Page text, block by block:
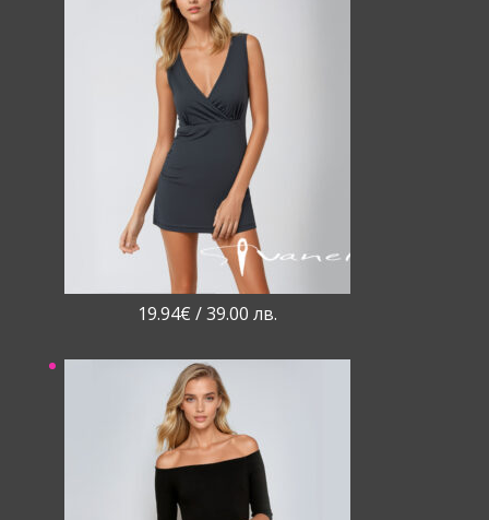
19.94€ / 39.00 лв.